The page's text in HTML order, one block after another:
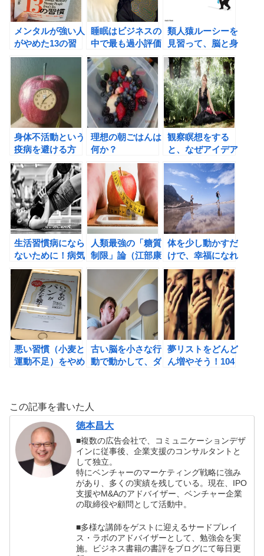
メンタルが強い人
がやめた13の習
慣（エイミー・モ
ーリン著）の書評
睡眠はビジネスの
中で最も過小評価
されている！
類人猿ルーシーを
見習って、脳と身
体を健康にしよ
う！
身体不活動という
疫病を避ける方
法。Apple Watch
を味方にして、運
動を習慣化しよ
う！
理想の朝ごはんは
何か？
観察瞑想をする
と、なぜアイデア
が浮かびやすくな
るのか？
生活習慣病になら
ないために！病気
にならない人の
10の特徴。
人類最強の「糖質
制限」論（江部康
二著）の書評
体を少し動かすだ
けで、幸福になれ
る！
悪い習慣（小麦と
運動不足）をやめ
古い脳を小さな行
動で動かして、ダ
夢リストをどんど
ん増やそう！104
この記事を書いた人
徳本昌大
■複数の広告会社で、コミュニケーションデザ
インに従事後、企業支援のコンサルタントと
して独立。
特にベンチャーのマーケティング戦略に強み
があり、多くの実績を残している。現在、IPO
支援やM&Aのアドバイザー、ベンチャー企業
の取締役や顧問として活動中。
■多様な講師をゲストに迎えるサードプレイ
ス・ラボのアドバイザーとして、勉強会を実
施。ビジネス書籍の書評をブログにて毎日更